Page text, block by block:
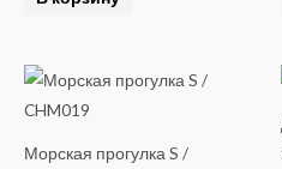
Морская прогулка S /